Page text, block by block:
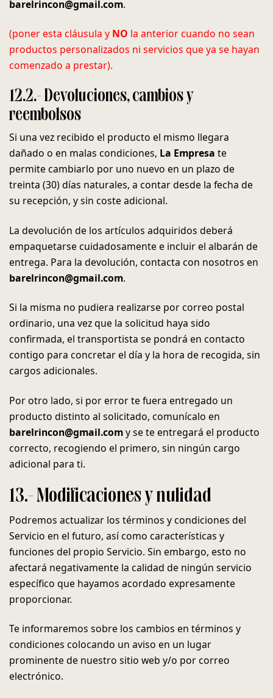
barelrincon@gmail.com.
(poner esta cláusula y NO la anterior cuando no sean
productos personalizados ni servicios que ya se hayan
comenzado a prestar).
12.2.- Devoluciones, cambios y
reembolsos
Si una vez recibido el producto el mismo llegara
dañado o en malas condiciones, La Empresa te
permite cambiarlo por uno nuevo en un plazo de
treinta (30) días naturales, a contar desde la fecha de
su recepción, y sin coste adicional.
La devolución de los artículos adquiridos deberá
empaquetarse cuidadosamente e incluir el albarán de
entrega. Para la devolución, contacta con nosotros en
barelrincon@gmail.com.
Si la misma no pudiera realizarse por correo postal
ordinario, una vez que la solicitud haya sido
confirmada, el transportista se pondrá en contacto
contigo para concretar el día y la hora de recogida, sin
cargos adicionales.
Por otro lado, si por error te fuera entregado un
producto distinto al solicitado, comunícalo en
barelrincon@gmail.comy se te entregará el producto
correcto, recogiendo el primero, sin ningún cargo
adicional para ti.
13.- Modificaciones y nulidad
Podremos actualizar los términos y condiciones del
Servicio en el futuro, así como características y
funciones del propio Servicio. Sin embargo, esto no
afectará negativamente la calidad de ningún servicio
específico que hayamos acordado expresamente
proporcionar.
Te informaremos sobre los cambios en términos y
condiciones colocando un aviso en un lugar
prominente de nuestro sitio web y/o por correo
electrónico.